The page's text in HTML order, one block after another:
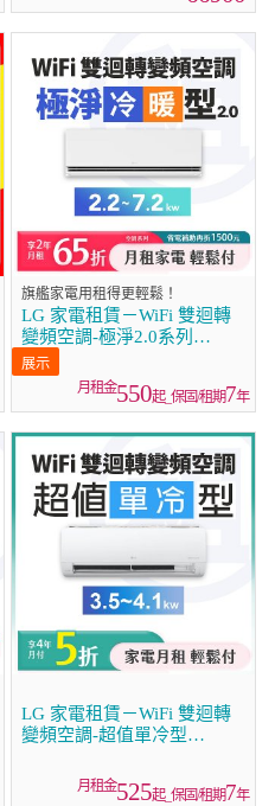
旗艦家電用租得更輕鬆！
LG 家電租賃－WiFi 雙迴轉
變頻空調-極淨2.0系列
(2.2kw~7.2kw)
550起_保固/租期7年
LG 家電租賃－WiFi 雙迴轉
變頻空調-超值單冷型
525起_保固/租期7年